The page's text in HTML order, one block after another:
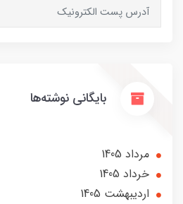
بایگانی نوشته‌ها
مرداد 1405
خرداد 1405
ارديبهشت 1405